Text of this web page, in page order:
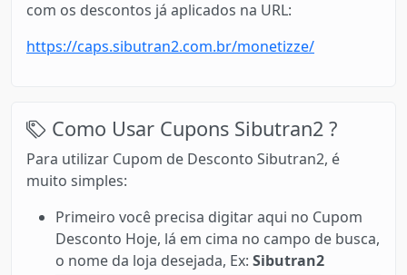
com os descontos já aplicados na URL:
https://caps.sibutran2.com.br/monetizze/
Como Usar Cupons Sibutran2 ?
Para utilizar Cupom de Desconto Sibutran2, é
muito simples:
Primeiro você precisa digitar aqui no Cupom
Desconto Hoje, lá em cima no campo de busca,
o nome da loja desejada, Ex: Sibutran2